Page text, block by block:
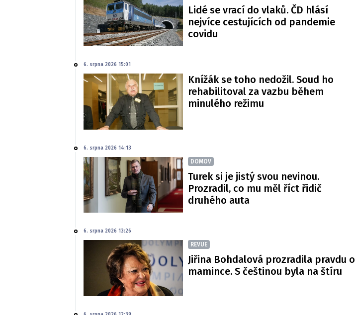
Lidé se vrací do vlaků. ČD hlásí
nejvíce cestujících od pandemie
covidu
6. srpna 2026 15:01
Knížák se toho nedožil. Soud ho
rehabilitoval za vazbu během
minulého režimu
6. srpna 2026 14:13
DOMOV
Turek si je jistý svou nevinou.
Prozradil, co mu měl říct řidič
druhého auta
6. srpna 2026 13:26
REVUE
Jiřina Bohdalová prozradila pravdu o
mamince. S češtinou byla na štíru